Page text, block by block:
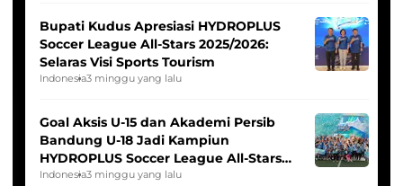
Bupati Kudus Apresiasi HYDROPLUS
Soccer League All-Stars 2025/2026:
Selaras Visi Sports Tourism
Indonesia3 minggu yang lalu
Goal Aksis U-15 dan Akademi Persib
Bandung U-18 Jadi Kampiun
HYDROPLUS Soccer League All-Stars
2025/2026
Indonesia3 minggu yang lalu